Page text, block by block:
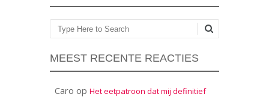
Zoeken
MEEST RECENTE REACTIES
Caro op Het eetpatroon dat mij definitief